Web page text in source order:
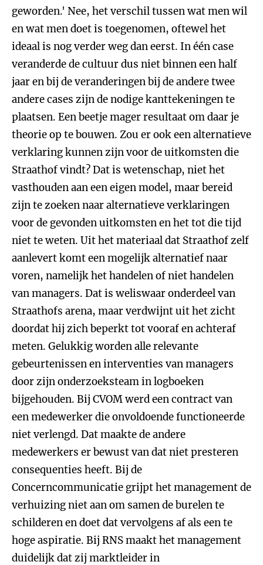
geworden.' Nee, het verschil tussen wat men wil
en wat men doet is toegenomen, oftewel het
ideaal is nog verder weg dan eerst. In één case
veranderde de cultuur dus niet binnen een half
jaar en bij de veranderingen bij de andere twee
andere cases zijn de nodige kanttekeningen te
plaatsen. Een beetje mager resultaat om daar je
theorie op te bouwen. Zou er ook een alternatieve
verklaring kunnen zijn voor de uitkomsten die
Straathof vindt? Dat is wetenschap, niet het
vasthouden aan een eigen model, maar bereid
zijn te zoeken naar alternatieve verklaringen
voor de gevonden uitkomsten en het tot die tijd
niet te weten. Uit het materiaal dat Straathof zelf
aanlevert komt een mogelijk alternatief naar
voren, namelijk het handelen of niet handelen
van managers. Dat is weliswaar onderdeel van
Straathofs arena, maar verdwijnt uit het zicht
doordat hij zich beperkt tot vooraf en achteraf
meten. Gelukkig worden alle relevante
gebeurtenissen en interventies van managers
door zijn onderzoeksteam in logboeken
bijgehouden. Bij CVOM werd een contract van
een medewerker die onvoldoende functioneerde
niet verlengd. Dat maakte de andere
medewerkers er bewust van dat niet presteren
consequenties heeft. Bij de
Concerncommunicatie grijpt het management de
verhuizing niet aan om samen de burelen te
schilderen en doet dat vervolgens af als een te
hoge aspiratie. Bij RNS maakt het management
duidelijk dat zij marktleider in